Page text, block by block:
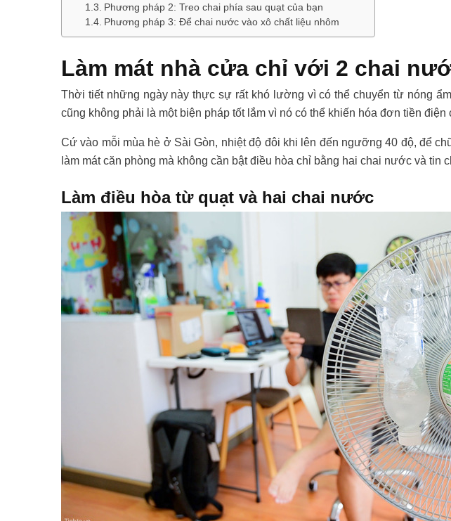
Phương pháp 2: Treo chai phía sau quạt của bạn
Phương pháp 3: Để chai nước vào xô chất liệu nhôm
Làm mát nhà cửa chỉ với 2 chai
Thời tiết những ngày này thực sự rất khó lường vì có thể chuyển từ nóng
cũng không phải là một biện pháp tốt lắm vì nó có thể khiến hóa đơn tiền điện
Cứ vào mỗi mùa hè ở Sài Gòn, nhiệt độ đôi khi lên đến ngưỡng 40 độ, để
làm mát căn phòng mà không cần bật điều hòa chỉ bằng hai chai nước và tin
Làm điều hòa từ quạt và hai chai nước